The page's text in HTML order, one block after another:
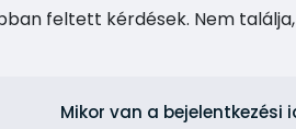
feltett kérdések. Nem
Mikor van a